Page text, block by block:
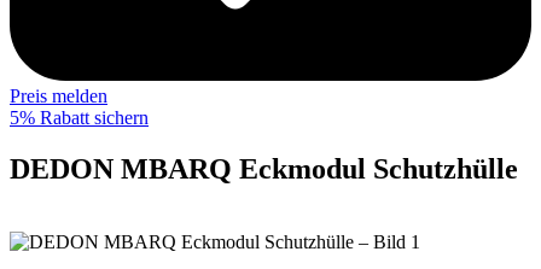
Preis melden
5% Rabatt sichern
DEDON MBARQ Eckmodul Schutzhülle